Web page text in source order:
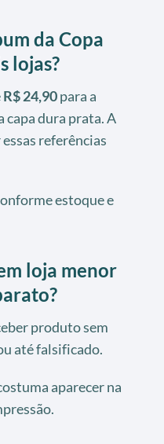
da Copa
lojas?
R$ 24,90para a
capa dura prata. A
referências
estoque e
loja menor
produto sem
até falsificado.
aparecer na